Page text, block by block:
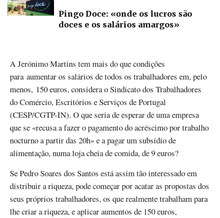
Pingo Doce: «onde os lucros são
doces e os salários amargos»
A Jerónimo Martins tem mais do que condições
para aumentar os salários de todos os trabalhadores em, pelo
menos, 150 euros, considera o Sindicato dos Trabalhadores
do Comércio, Escritórios e Serviços de Portugal
(CESP/CGTP-IN). O que seria de esperar de uma empresa
que se «recusa a fazer o pagamento do acréscimo por trabalho
nocturno a partir das 20h» e a pagar um subsídio de
alimentação, numa loja cheia de comida, de 9 euros?
Se Pedro Soares dos Santos está assim tão interessado em
distribuir a riqueza, pode começar por acatar as propostas dos
seus próprios trabalhadores, os que realmente trabalham para
lhe criar a riqueza, e aplicar aumentos de 150 euros,